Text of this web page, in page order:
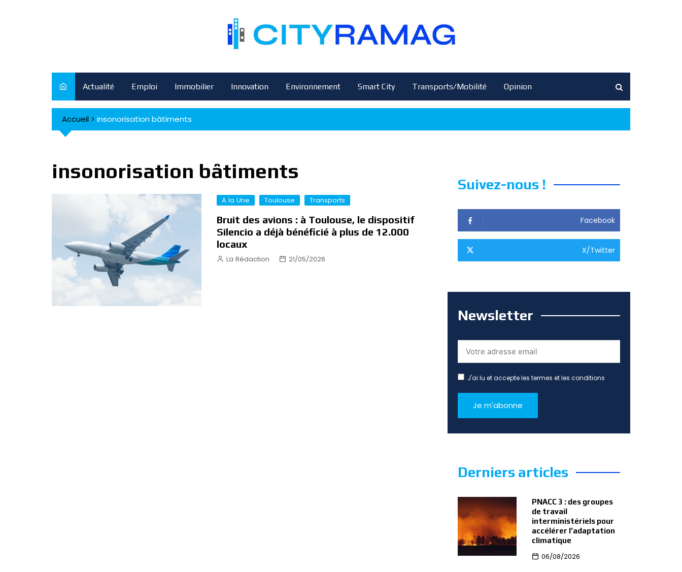
Actualité Emploi Immobilier Innovation Environnement Smart City Transports/Mobilité Opinion
Accueil > insonorisation bâtiments
insonorisation bâtiments
A la Une Toulouse Transports
Bruit des avions : à Toulouse, le dispositif
Silencio a déjà bénéficié à plus de 12.000
locaux
La Rédaction 21/05/2026
Suivez-nous !
Facebook
X/Twitter
Newsletter
J'ai lu et accepte les termes et les conditions
Derniers articles
PNACC 3 : des groupes
de travail
interministériels pour
accélérer l’adaptation
climatique
06/08/2026